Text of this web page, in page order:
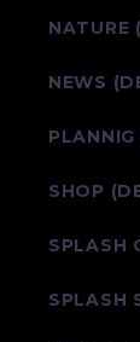
NATURE
NEWS
SHOP
SPLASH
SPLASH